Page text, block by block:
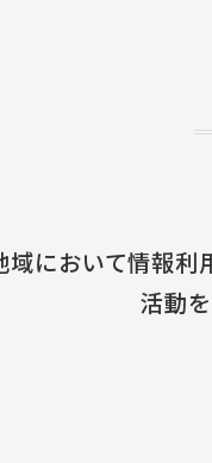
域において情報利
活動